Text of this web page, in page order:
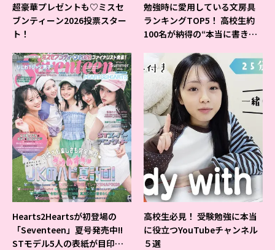
超豪華プレゼントも♡ミスセ
ブンティーン2026投票スター
ト！
勉強時に愛用している文房具
ランキングTOP5！ 高校生約
100名が納得の“本当に書きや
Hearts2Heartsが初登場の
「Seventeen」夏号発売中!!
STモデル5人の表紙が目印だ
高校生必見！ 受験勉強に本当
に役立つYouTubeチャンネル
５選